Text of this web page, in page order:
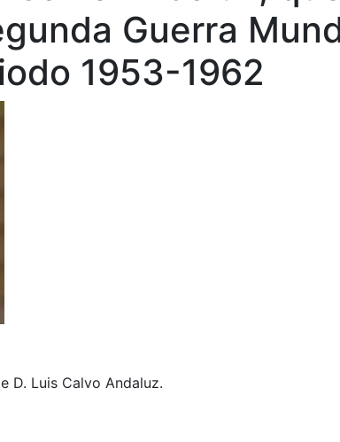
Guerra
1953-1962
D. Luis Calvo Andaluz.